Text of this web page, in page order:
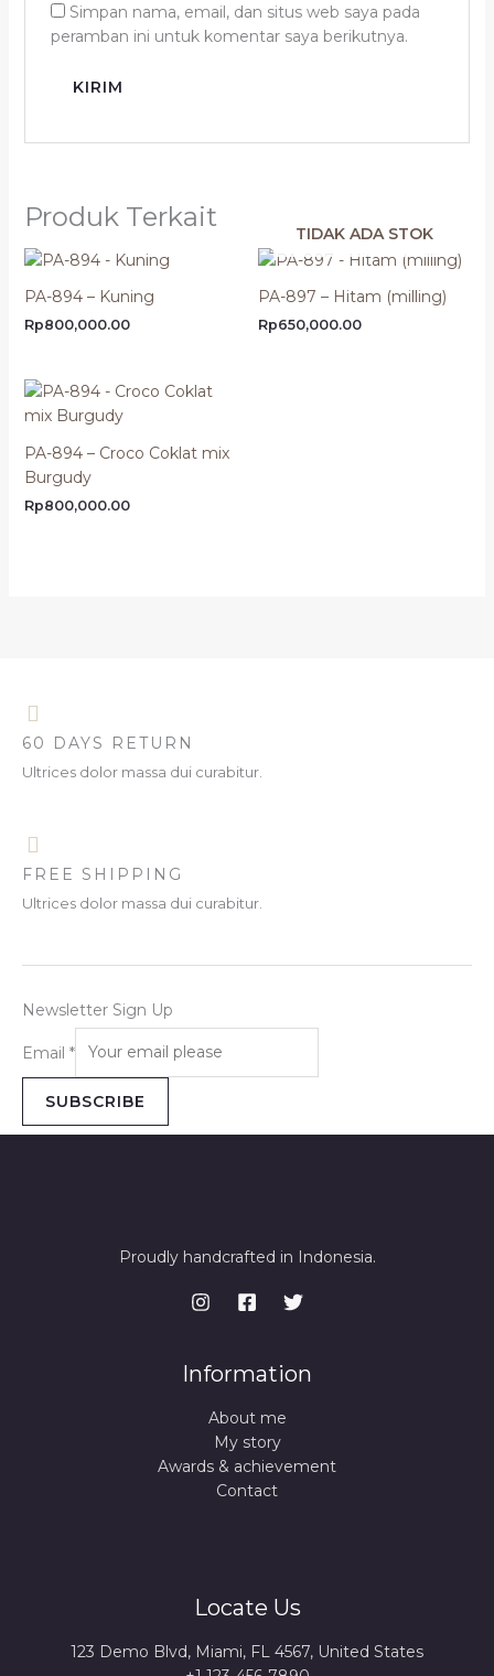
Simpan nama, email, dan situs web saya pada
peramban ini untuk komentar saya berikutnya.
Produk Terkait
PA-894 – Kuning
Rp800,000.00
TIDAK ADA STOK
PA-897 – Hitam (milling)
Rp650,000.00
PA-894 – Croco Coklat mix
Burgudy
Rp800,000.00
60 DAYS RETURN
Ultrices dolor massa dui curabitur.
FREE SHIPPING
Ultrices dolor massa dui curabitur.
Newsletter Sign Up
Email *
SUBSCRIBE
Proudly handcrafted in Indonesia.
Information
About me
My story
Awards & achievement
Contact
Locate Us
123 Demo Blvd, Miami, FL 4567, United States